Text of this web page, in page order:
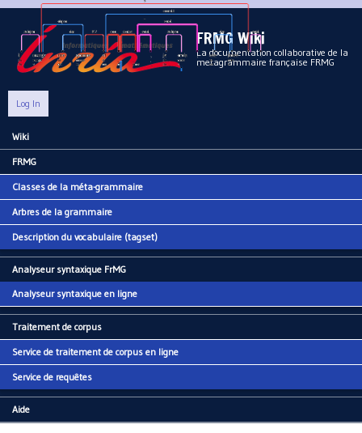
Aller au contenu principal
FRMG Wiki
La documentation collaborative de la
metagrammaire française FRMG
Log In
Main menu
Wiki
FRMG
Classes de la méta-grammaire
Arbres de la grammaire
Description du vocabulaire (tagset)
Analyseur syntaxique FrMG
Analyseur syntaxique en ligne
Traitement de corpus
Service de traitement de corpus en ligne
Service de requêtes
Aide